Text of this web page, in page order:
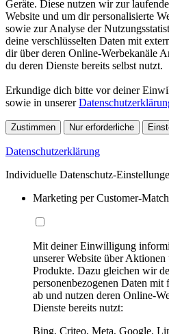
Geräte. Diese nutzen wir zur
Website und um dir personalisierte
sowie zur Analyse der
deine verschlüsselten Daten mit
dir über deren Online-Werbekanäle
du deren Dienste bereits selbst nutzt.
Erkundige dich bitte vor deiner
sowie in unserer
Zustimmen Nur erforderliche
Datenschutzerklärung
Individuelle Datenschutz-
Marketing per Customer-Match
Mit deiner Einwilligung
unserer Website über
Produkte. Dazu gleichen wir
personenbezogenen Daten
ab und nutzen deren Online-
Dienste bereits nutzt:
Bing, Criteo, Meta, Google,